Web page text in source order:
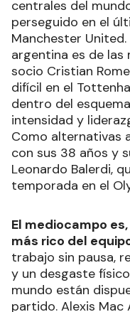
centrales del
perseguido en el
Manchester
argentina es de las
socio Cristian
difícil en el
dentro del
intensidad y
Como alternativas
con sus 38 años y
Leonardo Balerdi,
temporada en el
El mediocampo
más rico del
trabajo sin pausa,
y un desgaste
mundo están
partido. Alexis Mac